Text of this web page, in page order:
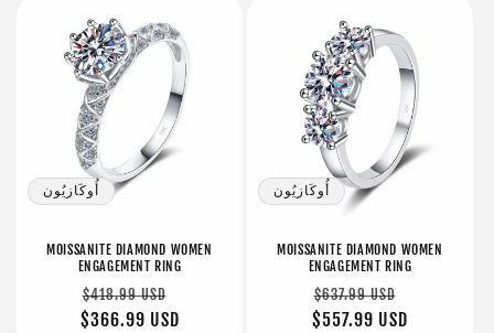
أُوكَازيُون
MOISSANITE DIAMOND WOMEN
ENGAGEMENT RING
سعر
عادي
$418.99 USD
البيع$366.99 USD
أُوكَازيُون
MOISSANITE DIAMOND WOMEN
ENGAGEMENT RING
سعر
عادي
$637.99 USD
البيع$557.99 USD